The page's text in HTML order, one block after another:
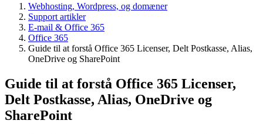
Webhosting, Wordpress, og domæner
Support artikler
E-mail & Office 365
Office 365
Guide til at forstå Office 365 Licenser, Delt Postkasse, Alias,
OneDrive og SharePoint
Guide til at forstå Office 365 Licenser,
Delt Postkasse, Alias, OneDrive og
SharePoint